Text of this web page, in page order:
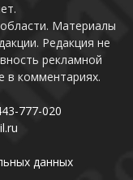
Материалы
Редакция не
рекламной
в комментариях.
777-020
данных